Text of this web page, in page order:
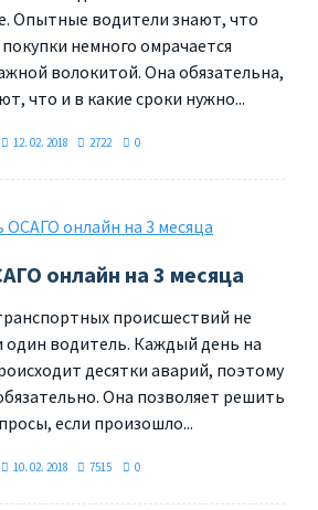
Опытные водители знают, что
немного омрачается
волокитой. Она обязательна,
что и в какие сроки нужно...
12. 02. 2018 2722 0
онлайн на 3 месяца
происшествий не
один водитель. Каждый день на
десятки аварий, поэтому
Она позволяет решить
если произошло...
10. 02. 2018 7515 0